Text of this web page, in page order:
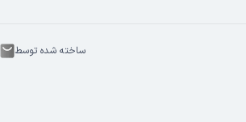
ساخته شده توسط